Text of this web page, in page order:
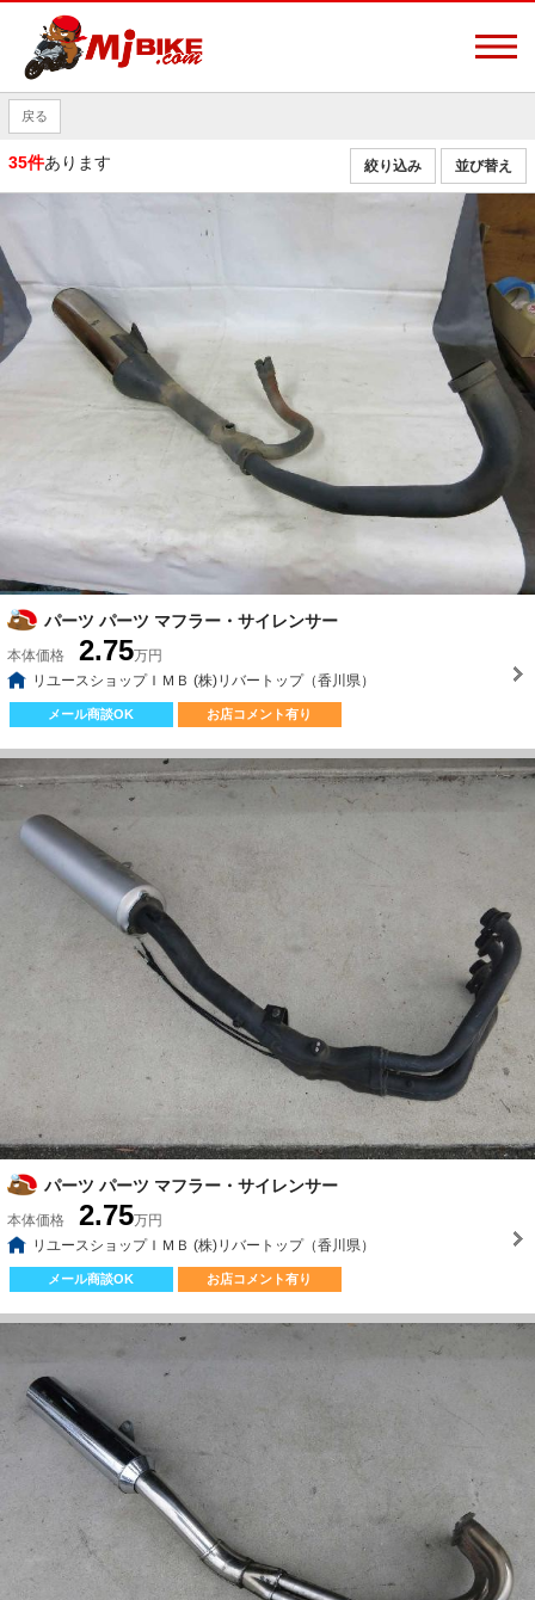
戻る
35件あります 並び替え
絞り込み
パーツ パーツ マフラー・サイレンサー
本体価格 2.75万円
リユースショップＩＭＢ (株)リバートップ（香川県）
メール商談OK お店コメント有り
パーツ パーツ マフラー・サイレンサー
本体価格 2.75万円
リユースショップＩＭＢ (株)リバートップ（香川県）
メール商談OK お店コメント有り